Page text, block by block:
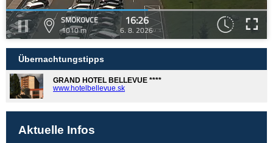
SMOKOVCE
1010 m
16:26
6. 8. 2026
Übernachtungstipps
GRAND HOTEL BELLEVUE ****
www.hotelbellevue.sk
Aktuelle Infos